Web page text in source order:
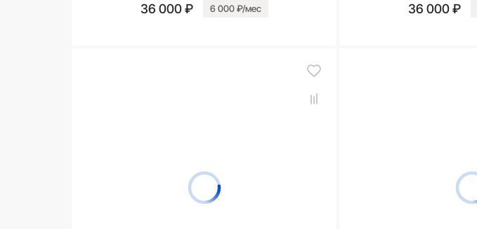
36 000 ₽ 6 000 ₽/мес 36 000 ₽